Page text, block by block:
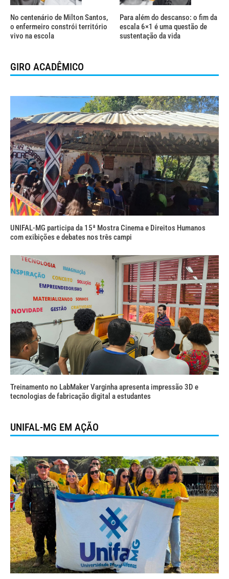
No centenário de Milton Santos,
o enfermeiro constrói território
vivo na escola
Para além do descanso: o fim da
escala 6×1 é uma questão de
sustentação da vida
GIRO ACADÊMICO
UNIFAL-MG participa da 15ª Mostra Cinema e Direitos Humanos
com exibições e debates nos três campi
Treinamento no LabMaker Varginha apresenta impressão 3D e
tecnologias de fabricação digital a estudantes
UNIFAL-MG EM AÇÃO